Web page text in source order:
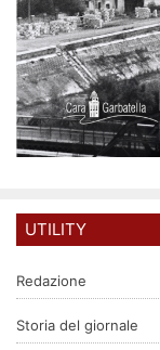
UTILITY
Redazione
Storia del giornale